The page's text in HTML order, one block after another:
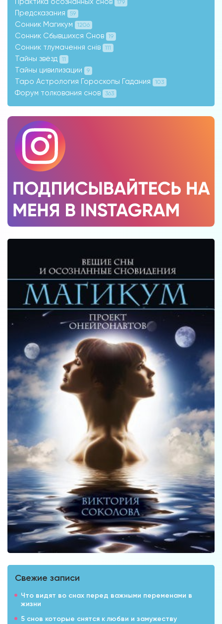
179
Предсказания 59
Сонник Магикум 1206
Сонник Сбывшихся Снов 19
Сонник тлумачення снів 111
Тайны звёзд 11
Тайны цивилизации 9
Таро Астрология Гороскопы Гадания 103
Форум толкования снов 363
Свежие записи
Что видят во снах перед важными переменами в
жизни
5 снов которые снятся к любви и замужеству